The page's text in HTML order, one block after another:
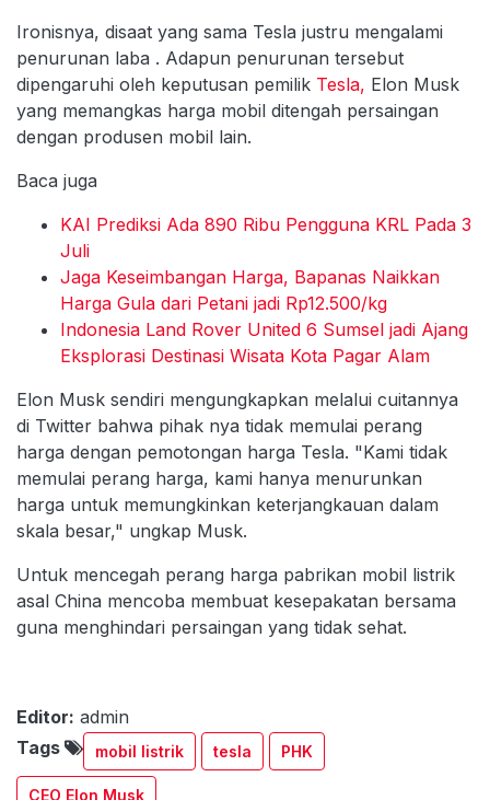
Ironisnya, disaat yang sama Tesla justru mengalami
penurunan laba . Adapun penurunan tersebut
dipengaruhi oleh keputusan pemilik Tesla, Elon Musk
yang memangkas harga mobil ditengah persaingan
dengan produsen mobil lain.
Baca juga
KAI Prediksi Ada 890 Ribu Pengguna KRL Pada 3
Juli
Jaga Keseimbangan Harga, Bapanas Naikkan
Harga Gula dari Petani jadi Rp12.500/kg
Indonesia Land Rover United 6 Sumsel jadi Ajang
Eksplorasi Destinasi Wisata Kota Pagar Alam
Elon Musk sendiri mengungkapkan melalui cuitannya
di Twitter bahwa pihak nya tidak memulai perang
harga dengan pemotongan harga Tesla. "Kami tidak
memulai perang harga, kami hanya menurunkan
harga untuk memungkinkan keterjangkauan dalam
skala besar," ungkap Musk.
Untuk mencegah perang harga pabrikan mobil listrik
asal China mencoba membuat kesepakatan bersama
guna menghindari persaingan yang tidak sehat.
Editor: admin
Tags
mobil listrik tesla PHK
CEO Elon Musk